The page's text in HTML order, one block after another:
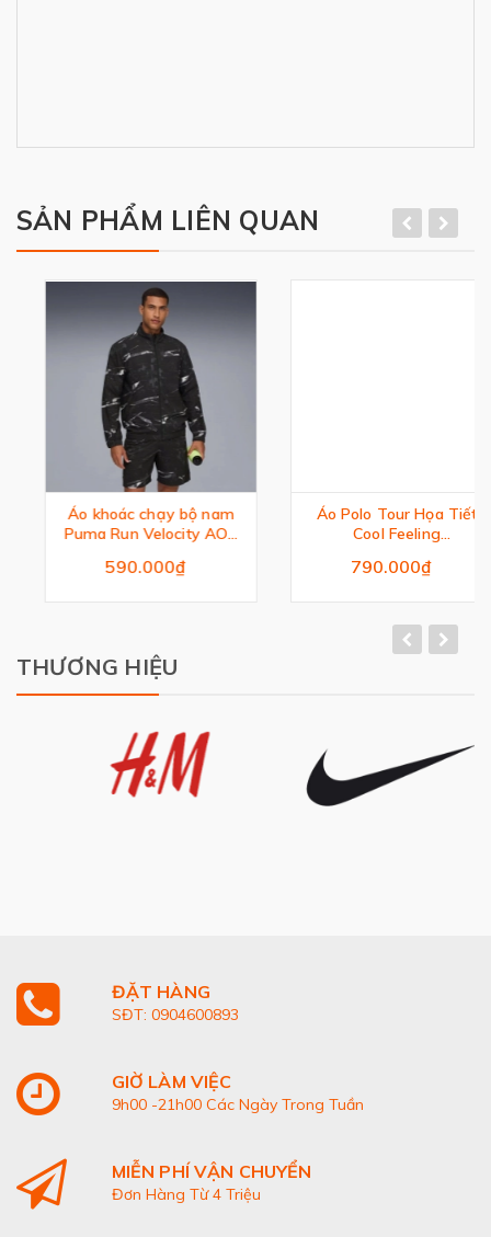
SẢN PHẨM LIÊN QUAN
Áo khoác chạy bộ nam
Puma Run Velocity AOP
590.000₫
Áo Polo Tour Họa Tiết
Cool Feeling
790.000₫
THƯƠNG HIỆU
ĐẶT HÀNG
SĐT: 0904600893
GIỜ LÀM VIỆC
9h00 -21h00 Các Ngày Trong Tuần
MIỄN PHÍ VẬN CHUYỂN
Đơn Hàng Từ 4 Triệu